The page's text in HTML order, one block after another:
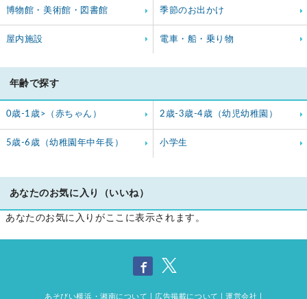
博物館・美術館・図書館 季節のお出かけ
屋内施設 電車・船・乗り物
年齢で探す
0歳-1歳>（赤ちゃん） 2歳-3歳-4歳（幼児幼稚園）
5歳-6歳（幼稚園年中年長） 小学生
あなたのお気に入り（いいね）
あなたのお気に入りがここに表示されます。
あそびい横浜・湘南について 広告掲載について |運営会社